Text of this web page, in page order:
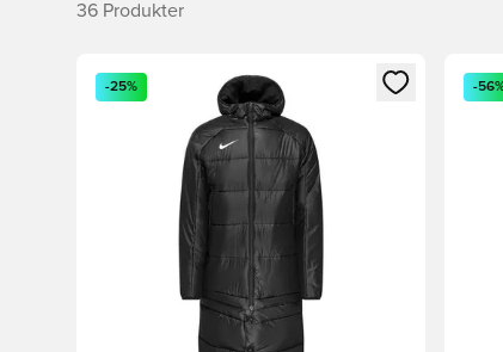
36 Produkter
Åbner en Modal til at logge ind eller tilmelde dig
-25% -